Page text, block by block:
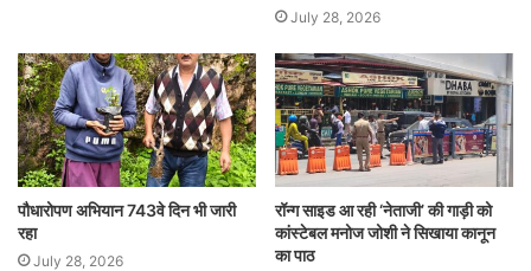
July 28, 2026
पौधारोपण अभियान 743वे दिन भी जारी
रहा
July 28, 2026
रॉन्ग साइड आ रही ‘नेताजी’ की गाड़ी को
कांस्टेबल मनोज जोशी ने सिखाया कानून
का पाठ